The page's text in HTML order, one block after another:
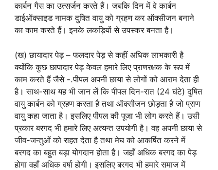
कार्बन गैस का उत्सर्जन करते हैं। जबकि दिन में वे कार्बन
डाईऑक्साइड नामक दुषित वायु को ग्रहण कर ऑक्सीजन बनाने
का काम करते हैं। इनके लकड़ियों से उपस्कर बनता है।
(ख) छायादार पेड़ – फलदार पेड़ से कहीं अधिक लाभकारी है
क्योंकि कुछ छापादार पेड़ केवल हमारे लिए प्राणरक्षक के रूप में
काम करते हैं जैसे -.पीपल अपनी छाया से लोगों को आराम देता ही
है। साथ-साथ यह भी जान लें कि पीपल दिन-रात (24 घंटे) दुषित
वायु कार्बन को ग्रहण करता है तथा ऑक्सीजन छोड़ता है जो प्राण
वायु कहा जाता है। इसलिए पीपल की पूजा भी लोग करते हैं। उसी
प्रकार बरगद भी हमारे लिए अत्यन्त उपयोगी है। वह अपनी छाया से
जीव-जन्तुओं को राहत देता है तथा मेघ को आकर्षित करने में
बरगद का बहुत बड़ा योगदान होता है। जहाँ अधिक बरगद का पेड़
होगा वहाँ अधिक वर्षा होगी। इसलिए बरगद भी हमारे समाज में